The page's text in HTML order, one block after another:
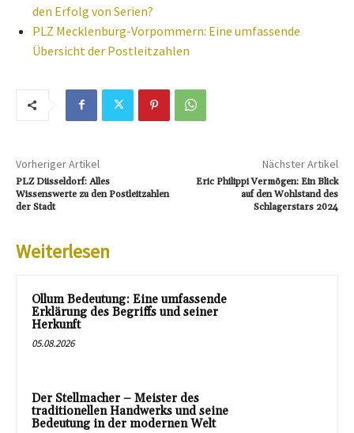
den Erfolg von Serien?
PLZ Mecklenburg-Vorpommern: Eine umfassende
Übersicht der Postleitzahlen
Vorheriger Artikel
PLZ Düsseldorf: Alles
Wissenswerte zu den Postleitzahlen
der Stadt
Nächster Artikel
Eric Philippi Vermögen: Ein Blick
auf den Wohlstand des
Schlagerstars 2024
Weiterlesen
Ollum Bedeutung: Eine umfassende
Erklärung des Begriffs und seiner
Herkunft
05.08.2026
Der Stellmacher – Meister des
traditionellen Handwerks und seine
Bedeutung in der modernen Welt